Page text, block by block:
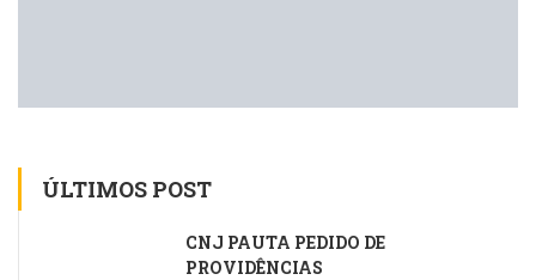
ÚLTIMOS POST
CNJ PAUTA PEDIDO DE
PROVIDÊNCIAS